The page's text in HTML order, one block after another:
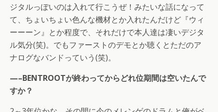
ジタルっぽいのは入れて行こうぜ！みたいな話になって
て、ちょいちょい色んな機材とか入れたんだけど『ウィ
ーーーン』とか程度で、それだけで本人達は凄いデジタ
ル気分(笑)。でもファーストのデモとか聴くとただのア
ナログなバンドっていう(笑)。
—–BENTROOTが終わってからどれ位期間は空いたんで
すか？